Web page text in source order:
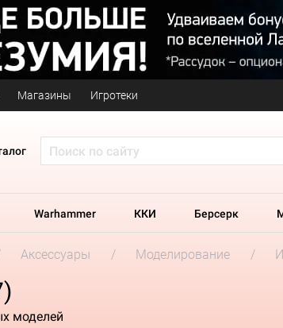
Магазины Игротеки
Warhammer ККИ Берсерк
Аксессуары Моделирование
моделей